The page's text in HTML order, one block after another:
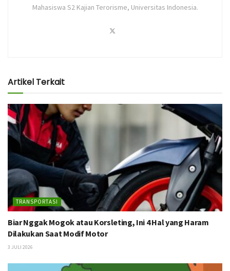
Mahasiswa S2 Kajian Terorisme, Universitas Indonesia.
Artikel Terkait
TRANSPORTASI
Biar Nggak Mogok atau Korsleting, Ini 4 Hal yang Haram
Dilakukan Saat Modif Motor
3 JULI 2026